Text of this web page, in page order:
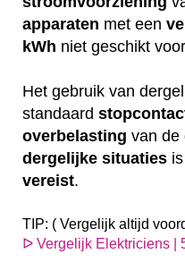
apparaten met een
kWh niet geschikt
Het gebruik van
standaard
overbelasting van de
dergelijke situaties
vereist.
TIP: ( Vergelijk altijd
ᐅ Vergelijk Elektriciens |